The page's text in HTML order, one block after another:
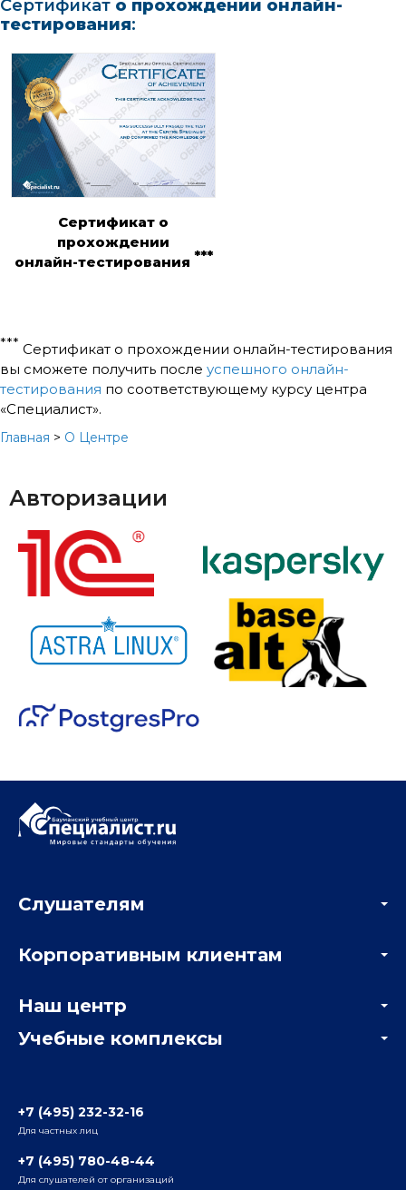
Сертификат о прохождении онлайн-
тестирования:
Сертификат о
прохождении
онлайн-тестирования ***
*** Сертификат о прохождении онлайн-тестирования
вы сможете получить после успешного онлайн-
тестирования по соответствующему курсу центра
«Специалист».
Главная > О Центре
Авторизации
Учебные комплексы
Радио
ул. Радио, д.24, корпус 1, 2-й подъезд, 2-й этаж
Слушателям
Мастер-классы и вебинары
Корпоративным клиентам
Отзывы компаний
Наш центр
Информация о центре
+7 (495) 232-32-16
Для частных лиц
+7 (495) 780-48-44
Для слушателей от организаций